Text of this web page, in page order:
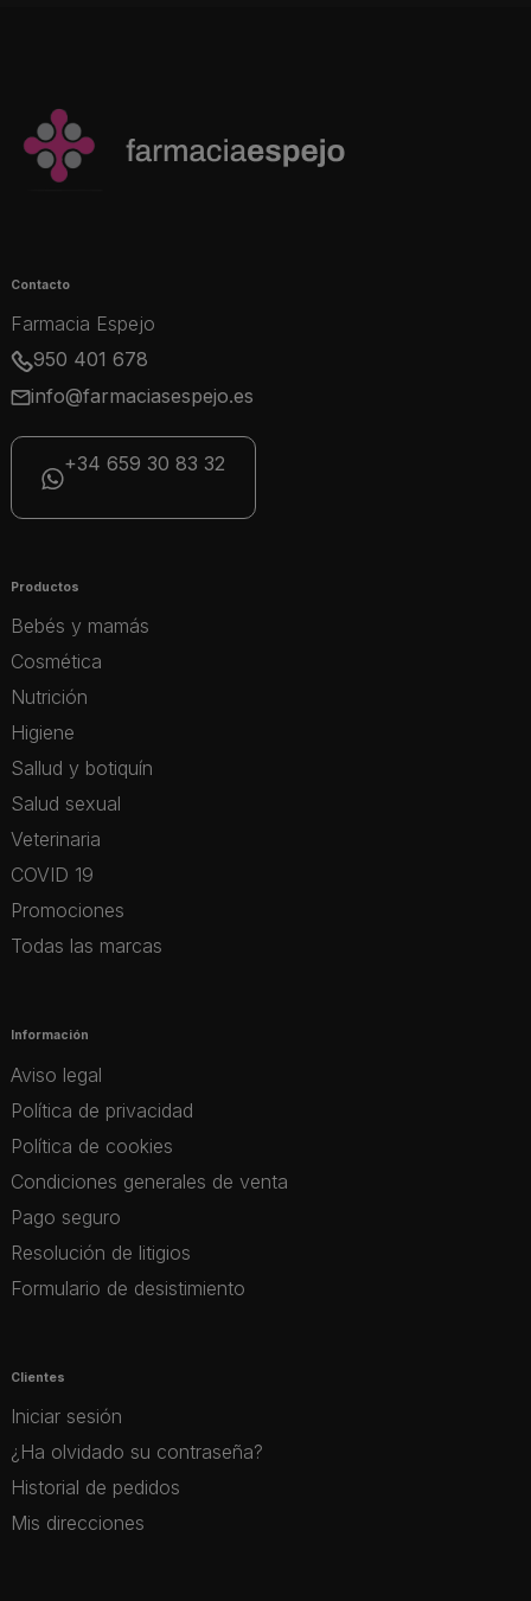
Contacto
Farmacia Espejo
950 401 678
info@farmaciasespejo.es
+34 659 30 83 32
Productos
Bebés y mamás
Cosmética
Nutrición
Higiene
Sallud y botiquín
Salud sexual
Veterinaria
COVID 19
Promociones
Todas las marcas
Información
Aviso legal
Política de privacidad
Política de cookies
Condiciones generales de venta
Pago seguro
Resolución de litigios
Formulario de desistimiento
Clientes
Iniciar sesión
¿Ha olvidado su contraseña?
Historial de pedidos
Mis direcciones